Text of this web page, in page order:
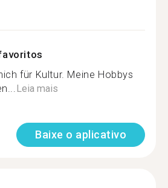
für Kultur. Meine Hobbys
Leia mais
Baixe o aplicativo